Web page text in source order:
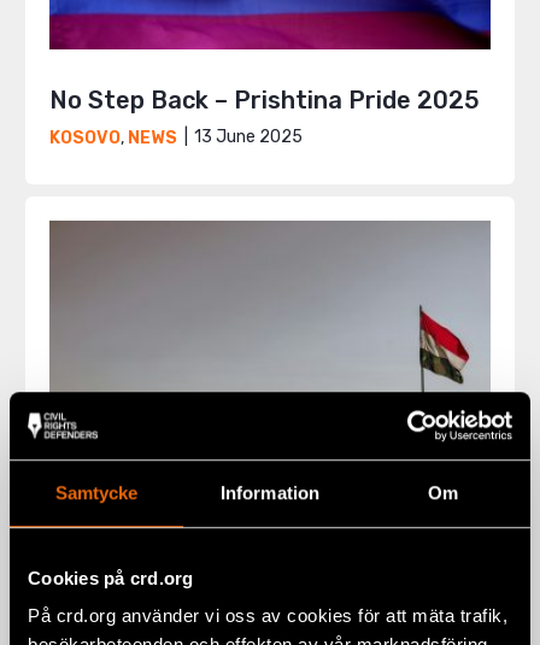
Samtycke Information Om
Cookies på crd.org
På crd.org använder vi oss av cookies för att mäta trafik,
No Step Back – Prishtina Pride 2025
KOSOVO, NEWS 13 June 2025
Draft law in Hungary risks silencing
HUNGARY ,STATEMENTS 22 May 2025